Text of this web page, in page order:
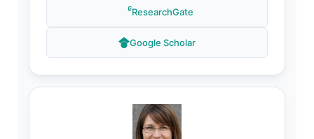
automatizats d'analisi sanguina. Es membre del
en contribuissent al desvolopament d'algoritmes e
als protocòls de validacion clinica. La recèrca del
ResearchGate
Google Scholar